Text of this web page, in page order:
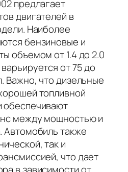
предлагает
двигателей в
Наиболее
бензиновые и
объемом от 1.4 до 2.0
от 75 до
Важно, что дизельные
топливной
обеспечивают
между мощностью и
Автомобиль также
так и
что дает
в зависимости от